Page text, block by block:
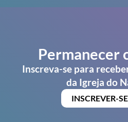
Permanecer
Inscreva-se para
da Igreja do
INSCREVER-